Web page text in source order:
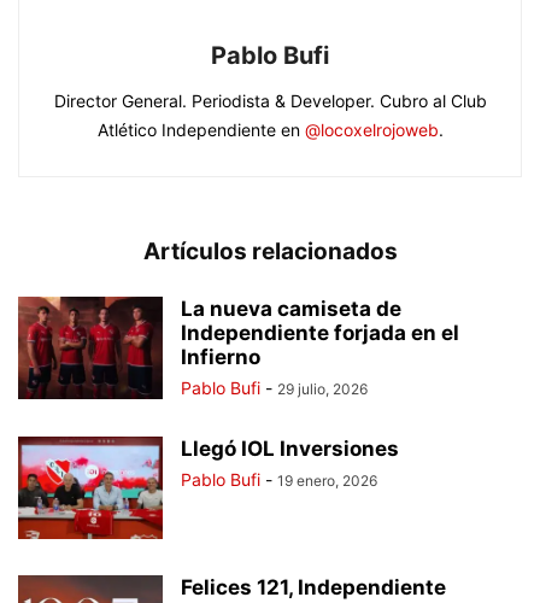
Pablo Bufi
Director General. Periodista & Developer. Cubro al Club
Atlético Independiente en @locoxelrojoweb.
Artículos relacionados
La nueva camiseta de
Independiente forjada en el
Infierno
Pablo Bufi - 29 julio, 2026
Llegó IOL Inversiones
Pablo Bufi - 19 enero, 2026
Felices 121, Independiente